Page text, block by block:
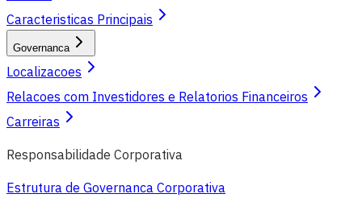
Caracteristicas Principais
Governanca
Localizacoes
Relacoes com Investidores e Relatorios Financeiros
Carreiras
Responsabilidade Corporativa
Estrutura de Governanca Corporativa